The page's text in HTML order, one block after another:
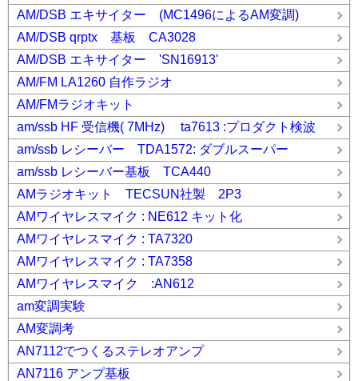
AM/DSB エキサイター (MC1496によるAM変調)
AM/DSB qrptx 基板 CA3028
AM/DSB エキサイター 'SN16913'
AM/FM LA1260 自作ラジオ
AM/FMラジオキット
am/ssb HF 受信機( 7MHz) ta7613 :プロダクト検波
am/ssb レシーバー TDA1572: ダブルスーパー
am/ssb レシーバー基板 TCA440
AMラジオキット TECSUN社製 2P3
AMワイヤレスマイク : NE612 キット化
AMワイヤレスマイク : TA7320
AMワイヤレスマイク : TA7358
AMワイヤレスマイク :AN612
am変調実験
AM変調考
AN7112でつくるステレオアンプ
AN7116 アンプ基板